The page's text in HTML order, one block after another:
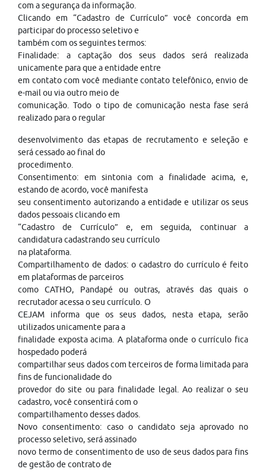
com a segurança da informação.
Clicando em “Cadastro de Currículo” você concorda em
participar do processo seletivo e
também com os seguintes termos:
Finalidade: a captação dos seus dados será realizada
unicamente para que a entidade entre
em contato com você mediante contato telefônico, envio de
e-mail ou via outro meio de
comunicação. Todo o tipo de comunicação nesta fase será
realizado para o regular
desenvolvimento das etapas de recrutamento e seleção e
será cessado ao final do
procedimento.
Consentimento: em sintonia com a finalidade acima, e,
estando de acordo, você manifesta
seu consentimento autorizando a entidade e utilizar os seus
dados pessoais clicando em
“Cadastro de Currículo” e, em seguida, continuar a
candidatura cadastrando seu currículo
na plataforma.
Compartilhamento de dados: o cadastro do currículo é feito
em plataformas de parceiros
como CATHO, Pandapé ou outras, através das quais o
recrutador acessa o seu currículo. O
CEJAM informa que os seus dados, nesta etapa, serão
utilizados unicamente para a
finalidade exposta acima. A plataforma onde o currículo fica
hospedado poderá
compartilhar seus dados com terceiros de forma limitada para
fins de funcionalidade do
provedor do site ou para finalidade legal. Ao realizar o seu
cadastro, você consentirá com o
compartilhamento desses dados.
Novo consentimento: caso o candidato seja aprovado no
processo seletivo, será assinado
novo termo de consentimento de uso de seus dados para fins
de gestão de contrato de